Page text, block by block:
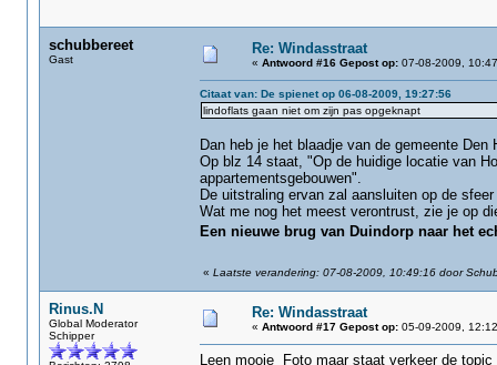
schubbereet
Gast
Re: Windasstraat
« Antwoord #16 Gepost op: 07-08-2009,
Citaat van: De spienet op 06-08-2009, 19:27:56
lindoflats gaan niet om zijn pas opgeknapt
Dan heb je het blaadje van de gemeente Den
Op blz 14 staat, "Op de huidige locatie van
appartementsgebouwen".
De uitstraling ervan zal aansluiten op de
Wat me nog het meest verontrust, zie je op
Een nieuwe brug van Duindorp naar het
« Laatste verandering: 07-08-2009, 10:49:16 door
Rinus.N
Global Moderator
Schipper
Re: Windasstraat
« Antwoord #17 Gepost op: 05-09-2009,
Leen mooie Foto maar staat verkeer de